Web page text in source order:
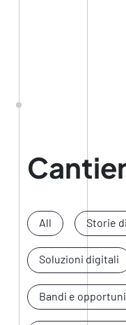
All Storie
Soluzioni digitali
Bandi e